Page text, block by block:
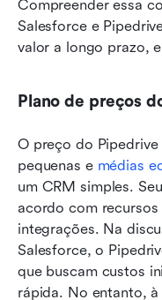
Compreender essa
Salesforce e
valor a longo prazo,
Plano de preços
O preço do
pequenas e médias
um CRM simples.
acordo com
integrações. Na
Salesforce, o
que buscam custos
rápida. No entanto,